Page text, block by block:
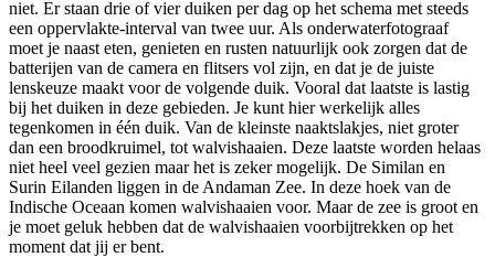
niet. Er staan drie of vier duiken per dag op het schema met steeds
een oppervlakte-interval van twee uur. Als onderwaterfotograaf
moet je naast eten, genieten en rusten natuurlijk ook zorgen dat de
batterijen van de camera en flitsers vol zijn, en dat je de juiste
lenskeuze maakt voor de volgende duik. Vooral dat laatste is lastig
bij het duiken in deze gebieden. Je kunt hier werkelijk alles
tegenkomen in één duik. Van de kleinste naaktslakjes, niet groter
dan een broodkruimel, tot walvishaaien. Deze laatste worden helaas
niet heel veel gezien maar het is zeker mogelijk. De Similan en
Surin Eilanden liggen in de Andaman Zee. In deze hoek van de
Indische Oceaan komen walvishaaien voor. Maar de zee is groot en
je moet geluk hebben dat de walvishaaien voorbijtrekken op het
moment dat jij er bent.